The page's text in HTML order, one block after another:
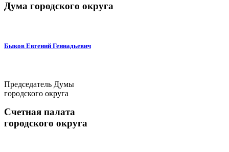
Дума городского округа
Быков Евгений Геннадьевич
Председатель Думы
городского округа
Счетная палата
городского округа